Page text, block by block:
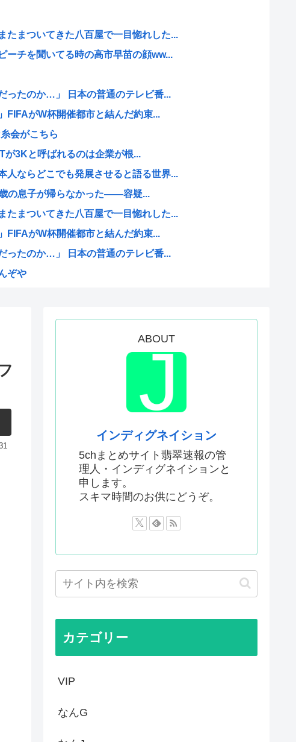
たまついてきた八百屋で一目惚れした...
ーチを聞いてる時の高市早苗の顔ww...
ったのか…」 日本の普通のテレビ番...
FIFAがW杯開催都市と結んだ約束...
会がこちら
が3Kと呼ばれるのは企業が根...
人ならどこでも発展させると語る世界...
歳の息子が帰らなかった——容疑...
たまついてきた八百屋で一目惚れした...
FIFAがW杯開催都市と結んだ約束...
ったのか…」 日本の普通のテレビ番...
ぞや
漫画の作者なんでこんなに嫌われてる...
結婚したいんやが?
の全米が呆れる守備エラーを見てくだ...
所までいって謎の顔面ライトアップシ...
こまで泣けるなんて…！」海外のアニ...
き方大体これ
に一線を超える
県氷川町の至れり尽くせり島田博行さ...
…」 世界の『日本びいき』にヨーロ...
に喝「31ページの漫画を描くのに何...
」とかいうアニメ、ちょっと間...
高市早苗」と彫ってあって炎上www
長、完全に孤立 UEFA「訴訟を準...
ABOUT
インディグネイション
5chまとめサイト翡翠速報の管
理人・インディグネイションと
申します。
スキマ時間のお供にどうぞ。
カテゴリー
VIP
なんG